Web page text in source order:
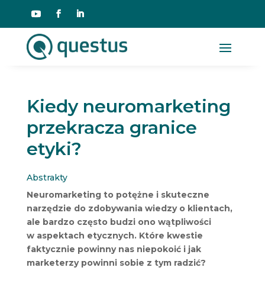
Kiedy neuromarketing
przekracza granice
etyki?
Abstrakty
Neuromarketing to potężne i skuteczne
narzędzie do zdobywania wiedzy o klientach,
ale bardzo często budzi ono wątpliwości
w aspektach etycznych. Które kwestie
faktycznie powinny nas niepokoić i jak
marketerzy powinni sobie z tym radzić?